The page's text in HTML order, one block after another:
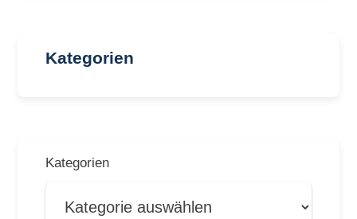
Kategorien
Kategorien